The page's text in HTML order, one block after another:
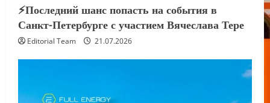
⚡️Последний шанс попасть на события в
Санкт-Петербурге с участием Вячеслава Тере
Editorial Team 21.07.2026